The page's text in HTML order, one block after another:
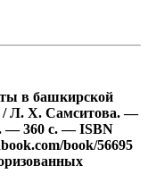
в башкирской
/ Л. Х. Самситова. —
360 с. — ISBN
book/56695